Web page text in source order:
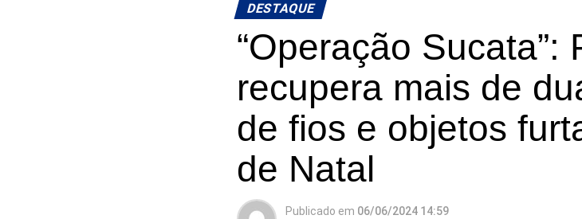
DESTAQUE
“Operação Sucata”:
recupera mais de
de fios e objetos
de Natal
Publicado em 06/06/2024 14:59